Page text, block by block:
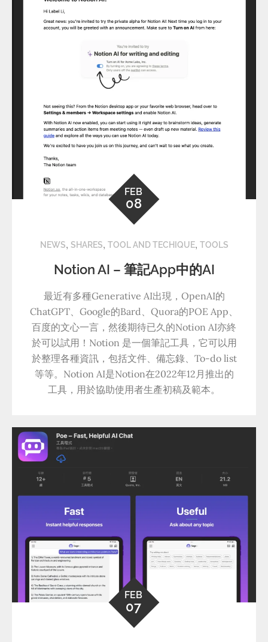
FEB
08
NEWS, SHARES, TOOL AND TECHIQUE, TOOLS
Notion AI – 筆記App中的AI
最近有多種Generative AI出現，OpenAI的
ChatGPT、Google的Bard、Quora的POE App、
百度的文心一言，然後期待已久的Notion AI亦終
於可以試用！Notion 是一個筆記工具，它可以用
於整理各種資訊，包括文件、備忘錄、To-do list
等等。Notion AI是Notion在2022年12月推出的
工具，用於協助使用者生產初稿及範本。
FEB
07